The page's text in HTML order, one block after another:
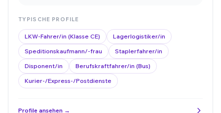
TYPISCHE PROFILE
LKW-Fahrer/in (Klasse CE)
Lagerlogistiker/in
Speditionskaufmann/-frau
Staplerfahrer/in
Disponent/in
Berufskraftfahrer/in (Bus)
Kurier-/Express-/Postdienste
Profile ansehen →